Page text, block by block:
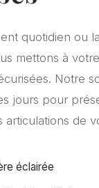
quotidien ou
mettons à
Notre
jours pour
articulations de
éclairée